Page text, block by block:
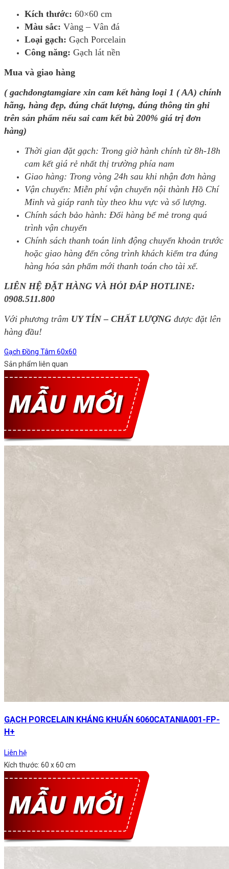
Kích thước: 60×60 cm
Màu sắc: Vàng – Vân đá
Loại gạch: Gạch Porcelain
Công năng: Gạch lát nền
Mua và giao hàng
( gachdongtamgiare xin cam kết hàng loại 1 ( AA) chính
hãng, hàng đẹp, đúng chất lượng, đúng thông tin ghi
trên sản phẩm nếu sai cam kết bù 200% giá trị đơn
hàng)
Thời gian đặt gạch: Trong giờ hành chính từ 8h-18h
cam kết giá rẻ nhất thị trường phía nam
Giao hàng: Trong vòng 24h sau khi nhận đơn hàng
Vận chuyển: Miễn phí vận chuyển nội thành Hồ Chí
Minh và giáp ranh tùy theo khu vực và số lượng.
Chính sách bảo hành: Đổi hàng bể mẻ trong quá
trình vận chuyển
Chính sách thanh toán linh động chuyển khoản trước
hoặc giao hàng đến công trình khách kiểm tra đúng
hàng hóa sản phẩm mới thanh toán cho tài xế.
LIÊN HỆ ĐẶT HÀNG VÀ HỎI ĐÁP HOTLINE:
0908.511.800
Với phương trâm UY TÍN – CHẤT LƯỢNG được đặt lên
hàng đầu!
Gạch Đồng Tâm 60x60
Sản phẩm liên quan
GẠCH PORCELAIN KHÁNG KHUẨN 6060CATANIA001-FP-
H+
Liên hệ
Kích thước: 60 x 60 cm